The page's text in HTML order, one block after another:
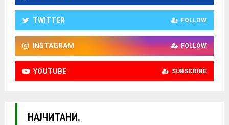
TWITTER FOLLOW
INSTAGRAM FOLLOW
YOUTUBE SUBSCRIBE
НАЈЧИТАНИ.